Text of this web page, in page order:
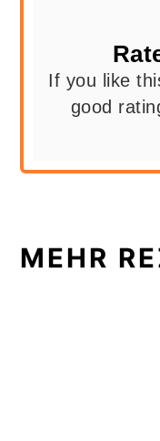
If you like
good
MEHR